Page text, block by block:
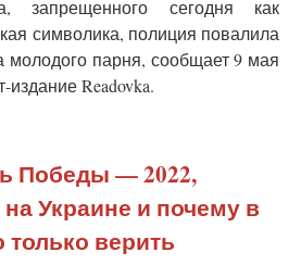
запрещенного сегодня как
символика, полиция повалила
молодого парня, сообщает 9 мая
издание Readovka.
Победы — 2022,
Украине и почему в
верить